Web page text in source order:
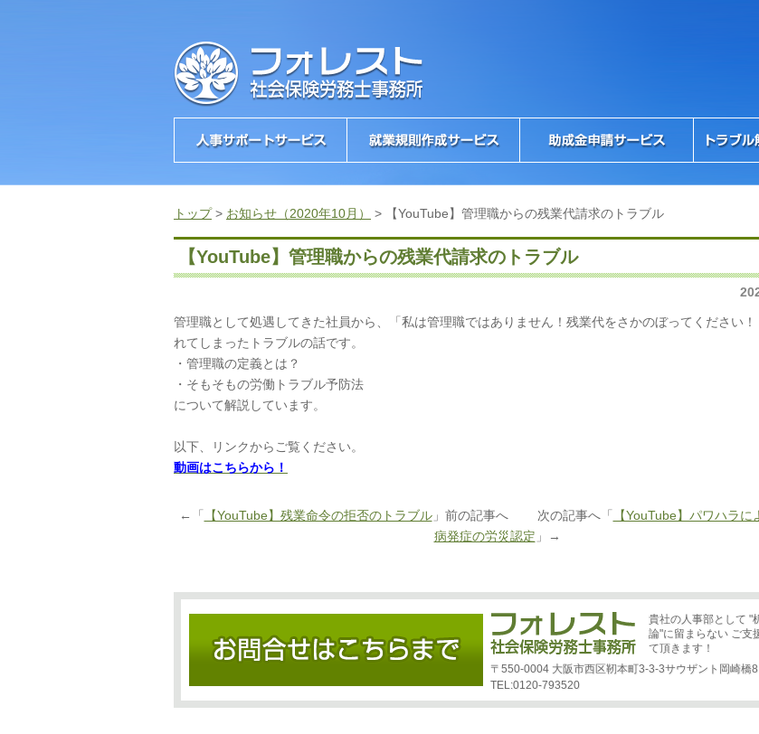
トップ> お知らせ（2020年10月） > 【YouTube】管理職からの残業代請求のトラブル
【YouTube】管理職からの残業代請求のトラブル
管理職として処遇してきた社員から、「私は管理職ではありません！残業代をさかのぼってください
れてしまったトラブルの話です。
・管理職の定義とは？
・そもそもの労働トラブル予防法
について解説しています。
以下、リンクからご覧ください。
動画はこちらから！
←「 【YouTube】残業命令の拒否のトラブル」前の記事へ 次の記事へ「
【YouTube】パワハラに
病発症の労災認定 」→
貴社の人事部として "
論"に留まらない ご支
て頂きます！
〒550-0004 大阪市西区靭本町3-3-3サウザント岡崎橋8
TEL:0120-793520